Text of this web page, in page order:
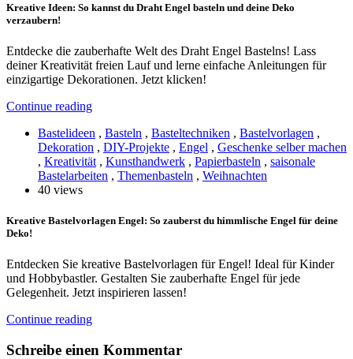
Kreative Ideen: So kannst du Draht Engel basteln und deine Deko
verzaubern!
Entdecke die zauberhafte Welt des Draht Engel Bastelns! Lass
deiner Kreativität freien Lauf und lerne einfache Anleitungen für
einzigartige Dekorationen. Jetzt klicken!
Continue reading
Bastelideen , Basteln , Basteltechniken , Bastelvorlagen ,
Dekoration , DIY-Projekte , Engel , Geschenke selber machen
, Kreativität , Kunsthandwerk , Papierbasteln , saisonale
Bastelarbeiten , Themenbasteln , Weihnachten
40 views
Kreative Bastelvorlagen Engel: So zauberst du himmlische Engel für deine
Deko!
Entdecken Sie kreative Bastelvorlagen für Engel! Ideal für Kinder
und Hobbybastler. Gestalten Sie zauberhafte Engel für jede
Gelegenheit. Jetzt inspirieren lassen!
Continue reading
Schreibe einen Kommentar